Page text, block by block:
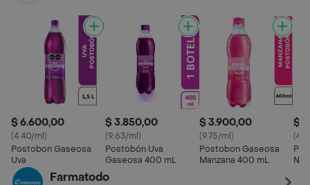
$ 6.600,00
(4.40/ml)
Postobon Gaseosa
Uva
$ 3.850,00
(9.63/ml)
Postobón Uva
Gaseosa 400 mL
$ 3.900,00
(9.75/ml)
Postobon Gaseosa
Manzana 400 mL
$
Farmatodo